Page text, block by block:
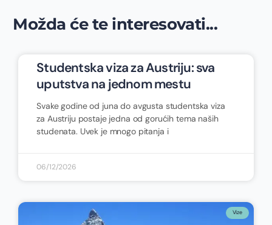
Možda će te interesovati...
Studentska viza za Austriju: sva
uputstva na jednom mestu
Svake godine od juna do avgusta studentska viza
za Austriju postaje jedna od gorućih tema naših
studenata. Uvek je mnogo pitanja i
06/12/2026
Vize